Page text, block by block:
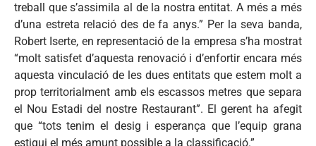
treball que s’assimila al de la nostra entitat. A més a més
d’una estreta relació des de fa anys.” Per la seva banda,
Robert Iserte, en representació de la empresa s’ha mostrat
“molt satisfet d’aquesta renovació i d’enfortir encara més
aquesta vinculació de les dues entitats que estem molt a
prop territorialment amb els escassos metres que separa
el Nou Estadi del nostre Restaurant”. El gerent ha afegit
que “tots tenim el desig i esperança que l’equip grana
estigui el més amunt possible a la classificació.”